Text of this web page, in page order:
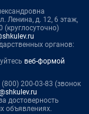
Ленина, д. 12, 6 этаж,
(круглосуточно)
органов:
веб-формой
200-03-83 (звонок
достоверность
объявлениях.